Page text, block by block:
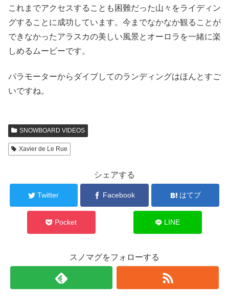
これまでアクセスすることも困難だった山々をライディン
グすることに成功しています。今までなかなか観ることが
できなかったアラスカの美しい風景とオーロラを一緒に楽
しめるムービーです。
パラモーターからダイブしてのランディングはほんとすご
いですね。
SNOWBOARD VIDEOS
Xavier de Le Rue
シェアする
Twitter Facebook はてブ
Pocket LINE
スノマグをフォローする